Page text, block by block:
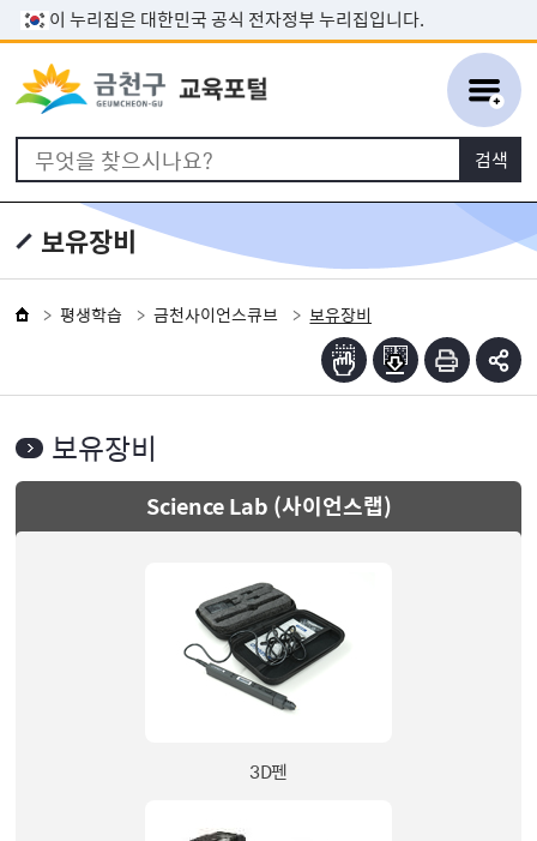
본문 바로가기
이 누리집은 대한민국 공식 전자정부 누리집입니다.
보유장비
평생학습 금천사이언스큐브 보유장비
보유장비
Science Lab (사이언스랩)
3D펜